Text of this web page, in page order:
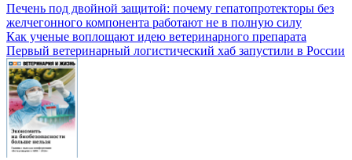
Печень под двойной защитой: почему гепатопротекторы без
желчегонного компонента работают не в полную силу
Как ученые воплощают идею ветеринарного препарата
Первый ветеринарный логистический хаб запустили в России